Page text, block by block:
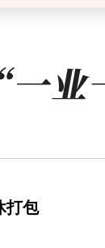
前消防安全检
答
担未受清偿的
向社会公告拟
，需提交材料
打包